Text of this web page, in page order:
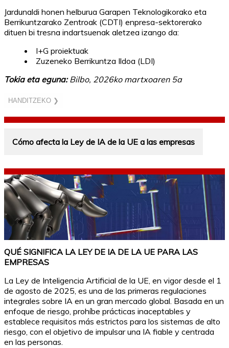
Jardunaldi honen helburua Garapen Teknologikorako eta
Berrikuntzarako Zentroak (CDTI) enpresa-sektorerako
dituen bi tresna indartsuenak aletzea izango da:
I+G proiektuak
Zuzeneko Berrikuntza Ildoa (LDI)
Tokia eta eguna:Bilbo, 2026ko martxoaren 5a
HANDITZEKO ❯
Cómo afecta la Ley de IA de la UE a las empresas
QUÉ SIGNIFICA LA LEY DE IA DE LA UE PARA LAS
EMPRESAS
La Ley de Inteligencia Artificial de la UE, en vigor desde el 1
de agosto de 2025, es una de las primeras regulaciones
integrales sobre IA en un gran mercado global. Basada en un
enfoque de riesgo, prohíbe prácticas inaceptables y
establece requisitos más estrictos para los sistemas de alto
riesgo, con el objetivo de impulsar una IA fiable y centrada
en las personas.